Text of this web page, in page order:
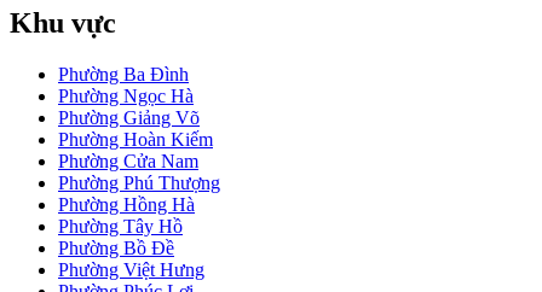
Khu vực
Phường Ba Đình
Phường Ngọc Hà
Phường Giảng Võ
Phường Hoàn Kiếm
Phường Cửa Nam
Phường Phú Thượng
Phường Hồng Hà
Phường Tây Hồ
Phường Bồ Đề
Phường Việt Hưng